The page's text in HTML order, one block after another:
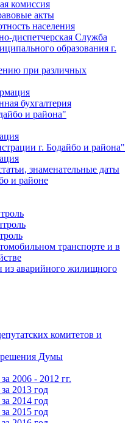
комиссия
акты
населения
диспетчерская Служба
образования г.
при различных
бухгалтерия
и района"
г. Бодайбо и района"
знаменательные даты
и районе
транспорте и в
из аварийного жилищного
комитетов и
решения Думы
2006 - 2012 гг.
2013 год
2014 год
2015 год